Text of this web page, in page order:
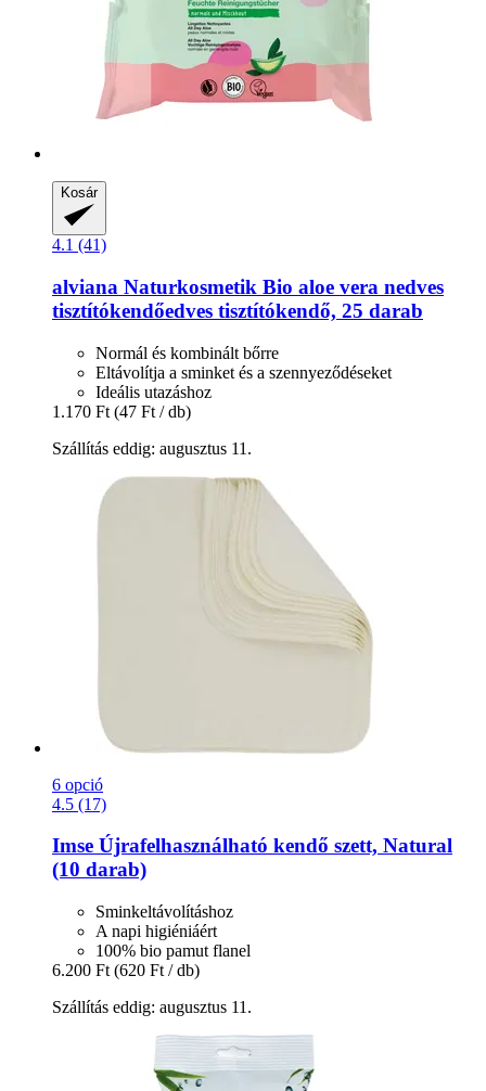
Kosár
4.1 (41)
alviana Naturkosmetik Bio aloe vera nedves
tisztítókendőedves tisztítókendő, 25 darab
Normál és kombinált bőrre
Eltávolítja a sminket és a szennyeződéseket
Ideális utazáshoz
1.170 Ft (47 Ft / db)
Szállítás eddig: augusztus 11.
6 opció
4.5 (17)
Imse Újrafelhasználható kendő szett, Natural
(10 darab)
Sminkeltávolításhoz
A napi higiéniáért
100% bio pamut flanel
6.200 Ft (620 Ft / db)
Szállítás eddig: augusztus 11.